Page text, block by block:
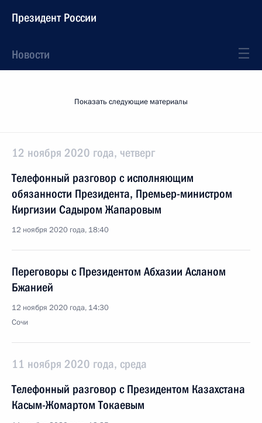
Президент России
Новости
Показать следующие материалы
12 ноября 2020 года, четверг
Телефонный разговор с исполняющим
обязанности Президента, Премьер-министром
Киргизии Садыром Жапаровым
12 ноября 2020 года, 18:40
Переговоры с Президентом Абхазии Асланом
Бжанией
12 ноября 2020 года, 14:30
Сочи
11 ноября 2020 года, среда
Телефонный разговор с Президентом Казахстана
Касым-Жомартом Токаевым